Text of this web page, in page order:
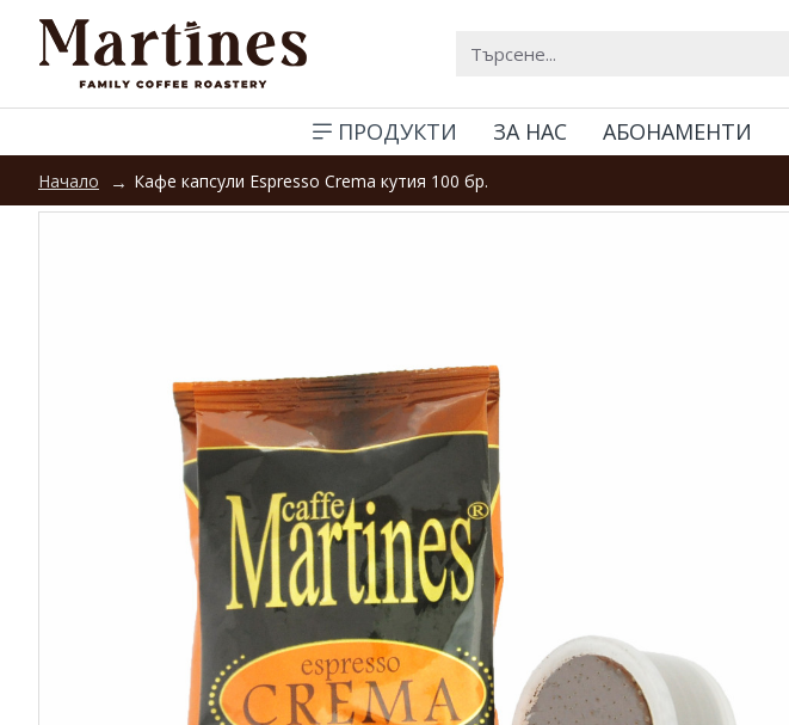
ПРОДУКТИ ЗА НАС АБОНАМЕНТИ
Начало Кафе капсули Espresso Crema кутия 100 бр.